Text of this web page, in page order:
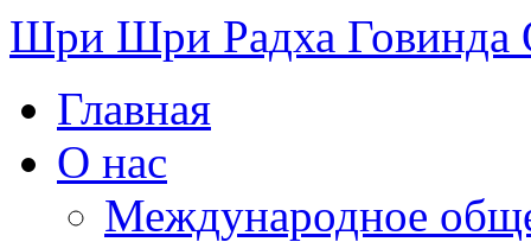
Шри Шри Радха Говинда
Главная
О нас
Международное